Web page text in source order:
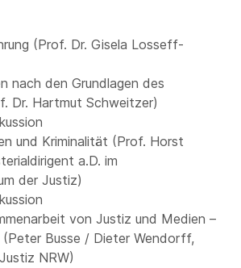
(Prof. Dr. Gisela Losseff-
nach den Grundlagen des
Dr. Hartmut Schweitzer)
und Kriminalität (Prof. Horst
a.D. im
der Justiz)
von Justiz und Medien –
Busse / Dieter Wendorff,
NRW)